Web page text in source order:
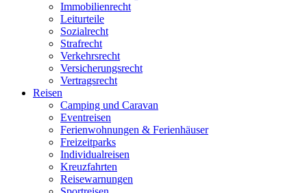
Immobilienrecht
Leiturteile
Sozialrecht
Strafrecht
Verkehrsrecht
Versicherungsrecht
Vertragsrecht
Reisen
Camping und Caravan
Eventreisen
Ferienwohnungen & Ferienhäuser
Freizeitparks
Individualreisen
Kreuzfahrten
Reisewarnungen